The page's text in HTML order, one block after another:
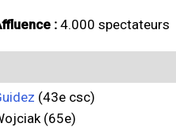
: 4.000 spectateurs
(43e csc)
(65e)